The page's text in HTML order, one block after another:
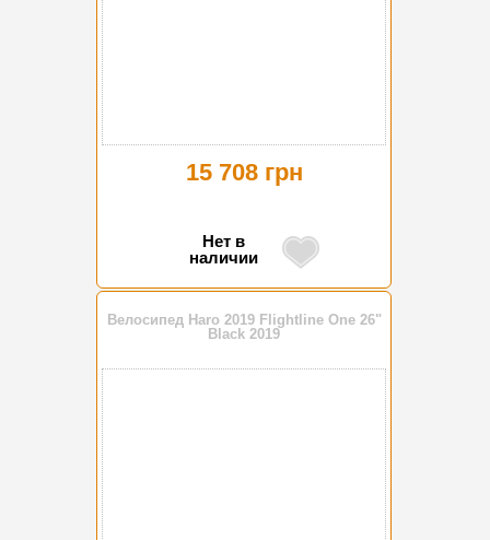
15 708 грн
Нет в
наличии
Велосипед Haro 2019 Flightline One 26"
Black 2019